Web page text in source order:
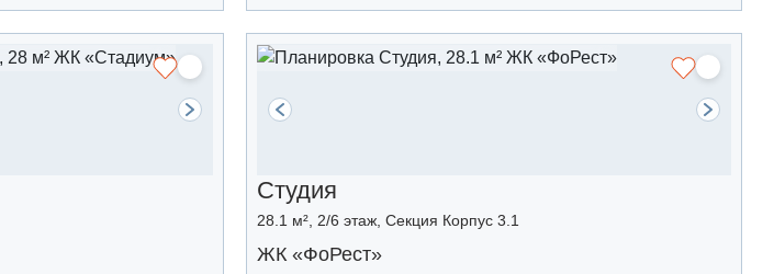
Студия
28.1 м², 2/6 этаж, Секция Корпус 3.1
ЖК «ФоРест»